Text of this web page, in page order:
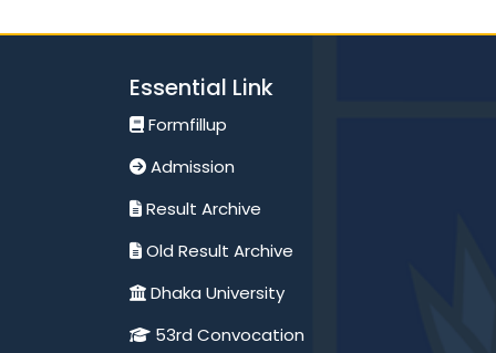
Essential Link
Formfillup
Admission
Result Archive
Old Result Archive
Dhaka University
53rd Convocation